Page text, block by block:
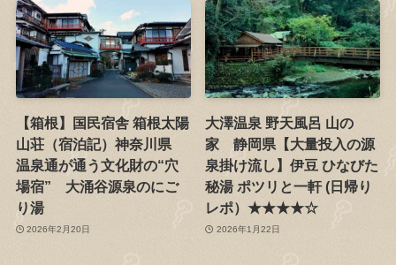
【箱根】国民宿舎 箱根太陽
山荘（宿泊記）神奈川県
温泉通が通う文化財の“穴
場宿” 大涌谷源泉のにご
り湯
2026年2月20日
大澤温泉 野天風呂 山の
家 静岡県【大量投入の源
泉掛け流し】伊豆 ひなびた
秘湯 ポツリと一軒 (日帰り
レポ）★★★★☆
2026年1月22日